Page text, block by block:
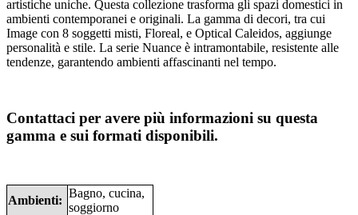
artistiche uniche. Questa collezione trasforma gli spazi domestici in
ambienti contemporanei e originali. La gamma di decori, tra cui
Image con 8 soggetti misti, Floreal, e Optical Caleidos, aggiunge
personalità e stile. La serie Nuance è intramontabile, resistente alle
tendenze, garantendo ambienti affascinanti nel tempo.
Contattaci per avere più informazioni su questa
gamma e sui formati disponibili.
Ambienti:
Bagno, cucina,
soggiorno